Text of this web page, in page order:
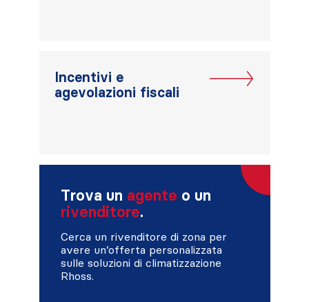
Incentivi e
agevolazioni fiscali
Trova un agente o un
rivenditore.
Cerca un rivenditore di zona per
avere un’offerta personalizzata
sulle soluzioni di climatizzazione
Rhoss.